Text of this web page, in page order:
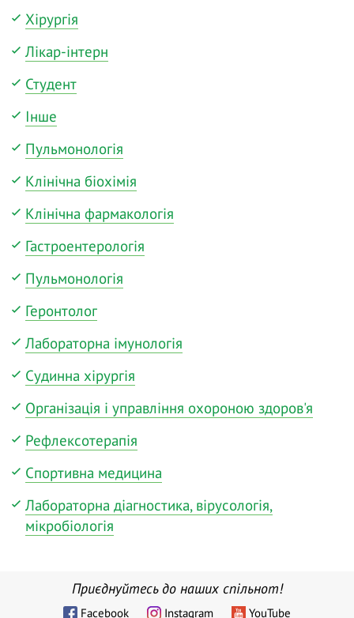
Хірургія
Лікар-інтерн
Студент
Інше
Пульмонологія
Клінічна біохімія
Клінічна фармакологія
Гастроентерологія
Пульмонологія
Геронтолог
Лабораторна імунологія
Судинна хірургія
Організація і управління охороною здоров'я
Рефлексотерапія
Спортивна медицина
Лабораторна діагностика, вірусологія,
мікробіологія
Приєднуйтесь до наших спільнот!
Facebook Instagram YouTube